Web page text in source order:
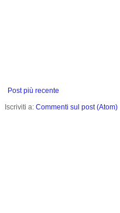
Post più recente
Iscriviti a: Commenti sul post (Atom)